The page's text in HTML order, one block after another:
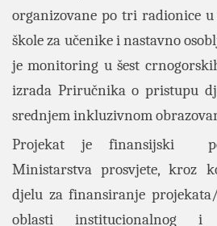
organizovane po tri radionice
škole za učenike i nastavno
je monitoring u šest
izrada Priručnika o pristupu
srednjem inkluzivnom
Projekat je finansijski
Ministarstva prosvjete, kroz
djelu za finansiranje
oblasti institucionalnog i